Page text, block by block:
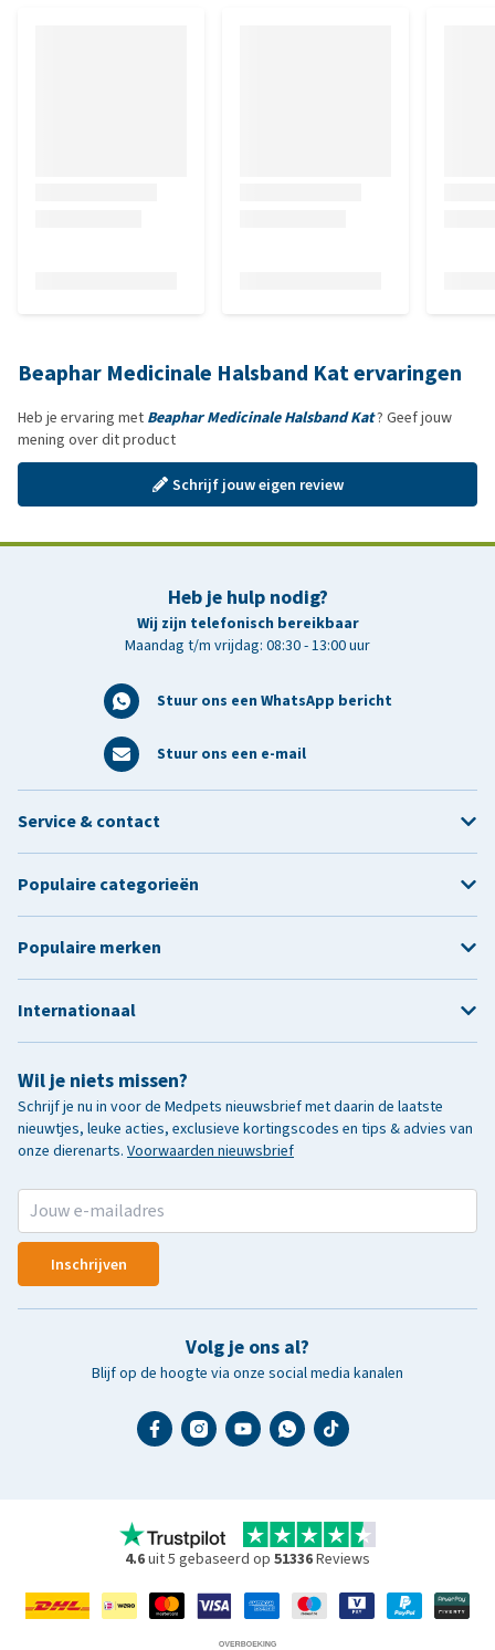
Beaphar Medicinale Halsband Kat ervaringen
Heb je ervaring met Beaphar Medicinale Halsband Kat? Geef jouw
mening over dit product
Schrijf jouw eigen review
Heb je hulp nodig?
Wij zijn telefonisch bereikbaar
Maandag t/m vrijdag: 08:30 - 13:00 uur
Stuur ons een WhatsApp bericht
Stuur ons een e-mail
Wil je niets missen?
Schrijf je nu in voor de Medpets nieuwsbrief met daarin de laatste
nieuwtjes, leuke acties, exclusieve kortingscodes en tips & advies van
onze dierenarts. Voorwaarden nieuwsbrief
Inschrijven
Volg je ons al?
Blijf op de hoogte via onze social media kanalen
Service & contact
Populaire categorieën
Populaire merken
Internationaal
4.6uit 5 gebaseerd op 51336Reviews